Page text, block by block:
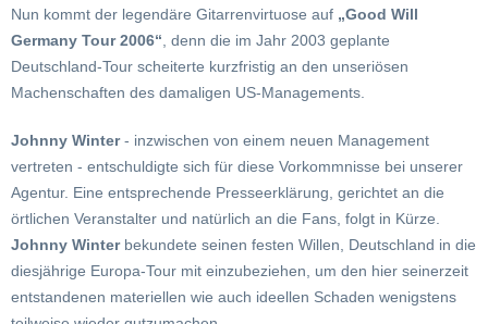
Nun kommt der legendäre Gitarrenvirtuose auf „Good Will
Germany Tour 2006“ , denn die im Jahr 2003 geplante
Deutschland-Tour scheiterte kurzfristig an den unseriösen
Machenschaften des damaligen US-Managements.
Johnny Winter- inzwischen von einem neuen Management
vertreten - entschuldigte sich für diese Vorkommnisse bei unserer
Agentur. Eine entsprechende Presseerklärung, gerichtet an die
örtlichen Veranstalter und natürlich an die Fans, folgt in Kürze.
Johnny Winterbekundete seinen festen Willen, Deutschland in die
diesjährige Europa-Tour mit einzubeziehen, um den hier seinerzeit
entstandenen materiellen wie auch ideellen Schaden wenigstens